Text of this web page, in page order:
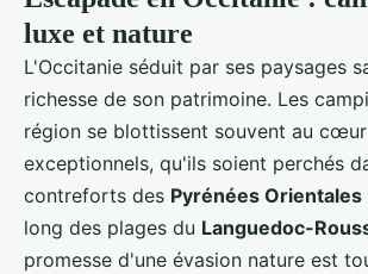
luxe et nature
L'Occitanie séduit par ses paysages
richesse de son patrimoine. Les
région se blottissent souvent au
exceptionnels, qu'ils soient perchés
contreforts des Pyrénées Orientales
long des plages du Languedoc-
promesse d'une évasion nature est